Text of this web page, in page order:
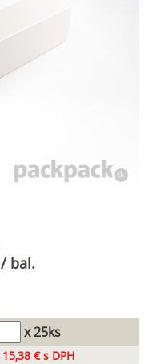
/ bal.
x 25ks
15,38 € s DPH